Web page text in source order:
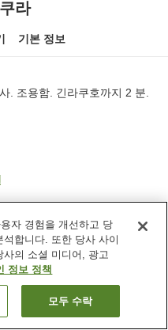
라
기본 정보
. 조용함. 긴라쿠호까지 2 분.
노천탕 (온천)
대욕장 (온천)
인 온천 료테이 다노쿠라
자 경험을 개선하고 당
합니다. 또한 당사 사이
의 소셜 미디어, 광고
정보 정책
모두 수락